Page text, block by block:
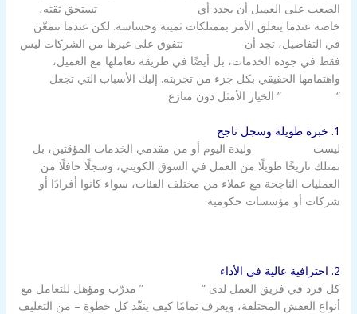
الصعب على العميل أن يحدد أي
تستحق ثقته،
خاصة عندما يتعلق الأمر بممتلكات ثمينة وحساسة. لكن عندما تتمعّن
في التفاصيل، تجد أن
تتفوق على غيرها من الشركات ليس
فقط في جودة الخدمات، بل أيضًا في طريقة تعاملها مع العميل،
واهتمامها الحقيقي بكل جزء من تجربته. إليك الأسباب التي تجعل
“ شركة الزور” الخيار الأمثل دون منازع:
1. خبرة طويلة وسجل ناجح
ليست
وليدة اليوم أو من مقدمي الخدمات المؤقتين، بل
تمتلك تاريخًا طويلًا من العمل في السوق الكويتي، وسجلًا حافلًا من
العمليات الناجحة مع عملاء من مختلف الفئات، سواء كانوا أفرادًا أو
شركات أو مؤسسات حكومية.
2. احترافية عالية في الأداء
كل فرد في فريق العمل لدى “
” مدرّب ومؤهل للتعامل مع
أنواع العفش المختلفة، ويعرف تمامًا كيف ينفّذ كل خطوة – من التغليف